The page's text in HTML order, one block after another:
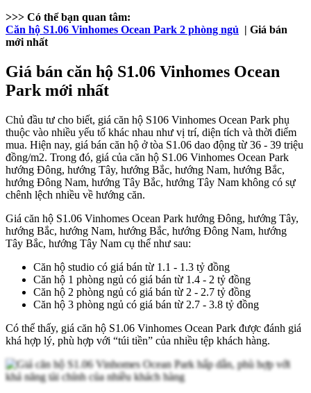
>>> Có thể bạn quan tâm:
Căn hộ S1.06 Vinhomes Ocean Park 2 phòng ngủ | Giá bán
mới nhất
Giá bán căn hộ S1.06 Vinhomes Ocean
Park mới nhất
Chủ đầu tư cho biết, giá căn hộ S106 Vinhomes Ocean Park phụ
thuộc vào nhiều yếu tố khác nhau như vị trí, diện tích và thời điểm
mua. Hiện nay, giá bán căn hộ ở tòa S1.06 dao động từ 36 - 39 triệu
đồng/m2. Trong đó, giá của căn hộ S1.06 Vinhomes Ocean Park
hướng Đông, hướng Tây, hướng Bắc, hướng Nam, hướng Bắc,
hướng Đông Nam, hướng Tây Bắc, hướng Tây Nam không có sự
chênh lệch nhiều về hướng căn.
Giá căn hộ S1.06 Vinhomes Ocean Park hướng Đông, hướng Tây,
hướng Bắc, hướng Nam, hướng Bắc, hướng Đông Nam, hướng
Tây Bắc, hướng Tây Nam cụ thể như sau:
Căn hộ studio có giá bán từ 1.1 - 1.3 tỷ đồng
Căn hộ 1 phòng ngủ có giá bán từ 1.4 - 2 tỷ đồng
Căn hộ 2 phòng ngủ có giá bán từ 2 - 2.7 tỷ đồng
Căn hộ 3 phòng ngủ có giá bán từ 2.7 - 3.8 tỷ đồng
Có thể thấy, giá căn hộ S1.06 Vinhomes Ocean Park được đánh giá
khá hợp lý, phù hợp với “túi tiền” của nhiều tệp khách hàng.